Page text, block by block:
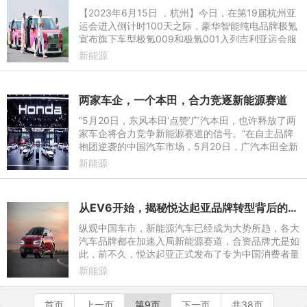
【2023年6月15日 ，杭州】今日，在第19届杭州亚
运会进入倒计时100天之际，豪华智能纯电品牌极氪
宣布旗下车型极氪009和极氪001入列吉利亚运会服
务车队，并以一系列亚运主题活动献礼亚运，传递人
新能源
两家车企，一个本田，合力竞逐新能源赛道
“5月20日，东风本田‘点赞’广汽本田，也许释放了两
家车企将合力竞争新能源赛道的信号。”在自主品牌
抱团逆袭的中国汽车市场，5月20日，广汽本田全新
雅阁上市，而东风本田官方账号在第一时间进行了祝
新能源
从EV6开始，揭秘悦达起亚品牌转型背后的实力
纵观中国车市，新能源汽车已经成为大势所趋，各大
汽车品牌都在加速入局新能源赛道，合资品牌尤是如
此，前不久，悦达起亚正式发布了专为中国消费者量
身定制的新能源战略，而享誉全球的明星电动车型E
新能源
首页 上一页 第9页 下一页 共38页